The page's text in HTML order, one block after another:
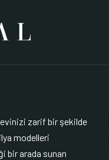
evinizi zarif bir şekilde
modelleri
bir arada sunan